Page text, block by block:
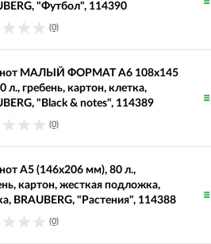
"Футбол", 114390
(0)
МАЛЫЙ ФОРМАТ А6 108х145
л., гребень, картон, клетка,
"Black & notes", 114389
(0)
А5 (146х206 мм), 80 л.,
картон, жесткая подложка,
BRAUBERG, "Растения", 114388
(0)